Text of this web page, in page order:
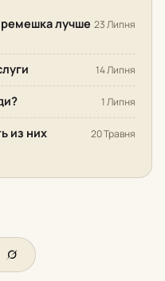
лучше 23 Липня
14 Липня
1 Липня
из них
20 Травня